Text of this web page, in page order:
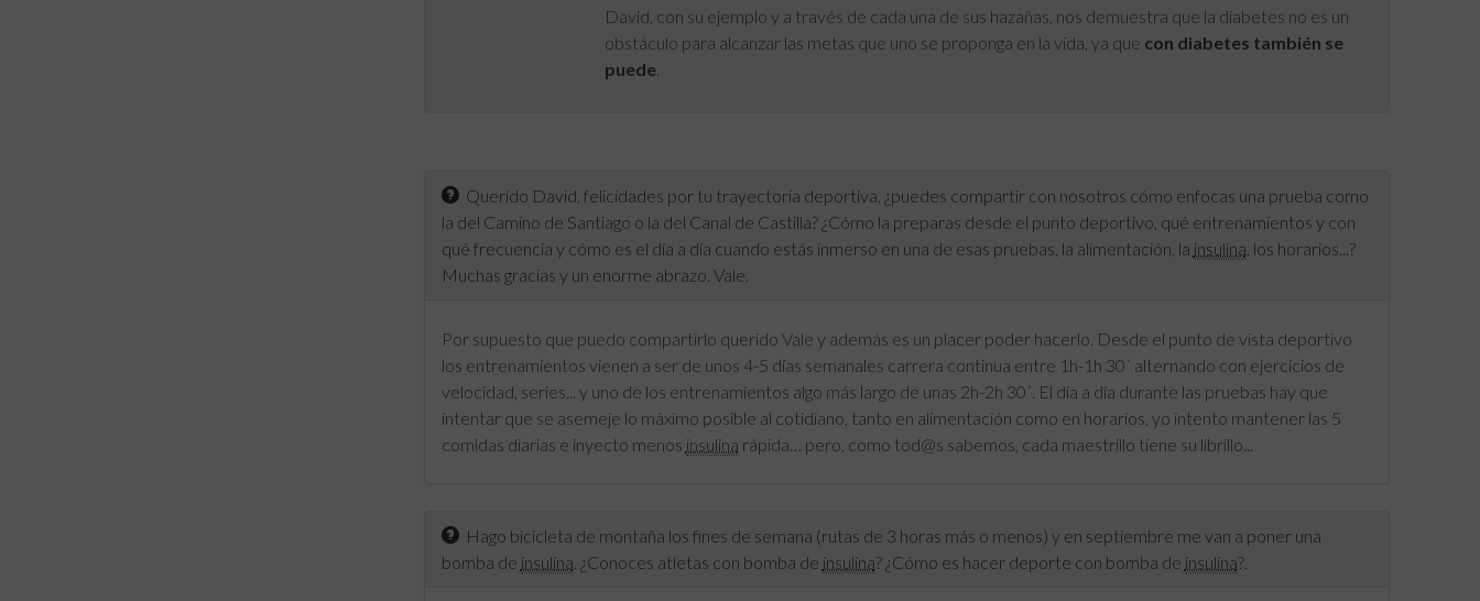
David, con su ejemplo y a través de cada una de sus hazañas, nos demuestra que la diabetes no es un
obstáculo para alcanzar las metas que uno se proponga en la vida, ya que con diabetes también se
puede
Querido David, felicidades por tu trayectoria deportiva, ¿puedes compartir con nosotros cómo enfocas una prueba como
la del Camino de Santiago o la del Canal de Castilla? ¿Cómo la preparas desde el punto deportivo, qué entrenamientos y con
qué frecuencia y cómo es el día a día cuando estás inmerso en una de esas pruebas, la alimentación, la insulina , los horarios...?
Muchas gracias y un enorme abrazo. Vale.
Por supuesto que puedo compartirlo querido Vale y además es un placer poder hacerlo. Desde el punto de vista deportivo
los entrenamientos vienen a ser de unos 4-5 días semanales carrera continua entre 1h-1h 30´ alternando con ejercicios de
velocidad, series... y uno de los entrenamientos algo más largo de unas 2h-2h 30´. El día a día durante las pruebas hay que
intentar que se asemeje lo máximo posible al cotidiano, tanto en alimentación como en horarios, yo intento mantener las 5
comidas diarias e inyecto menos insulina rápida… pero, como tod@s sabemos, cada maestrillo tiene su librillo...
Hago bicicleta de montaña los fines de semana (rutas de 3 horas más o menos) y en septiembre me van a poner una
bomba de insulina. ¿Conoces atletas con bomba de insulina? ¿Cómo es hacer deporte con bomba de insulina?.